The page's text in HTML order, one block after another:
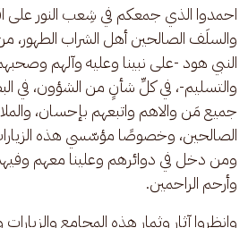
احمدوا الذي جمعكم في شِعب النور على
والسلَف الصالحين أهل الشراب الطهور،
النبي هود -على نبينا وعليه وآلهم
والتسليم-، في كلِّ شأنٍ من الشؤون، في
جميع مَن والاهم واتبعهم بإحسان،
الصالحين، وخصوصًا مؤسّسي هذه
ومن دخل في دوائرهم وعلينا معهم
وأرحم الراحمين.
وانظروا آثار وثمار هذه المجامع